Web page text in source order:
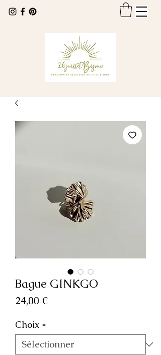
Bague GINKGO
24,00 €Prix
Choix *